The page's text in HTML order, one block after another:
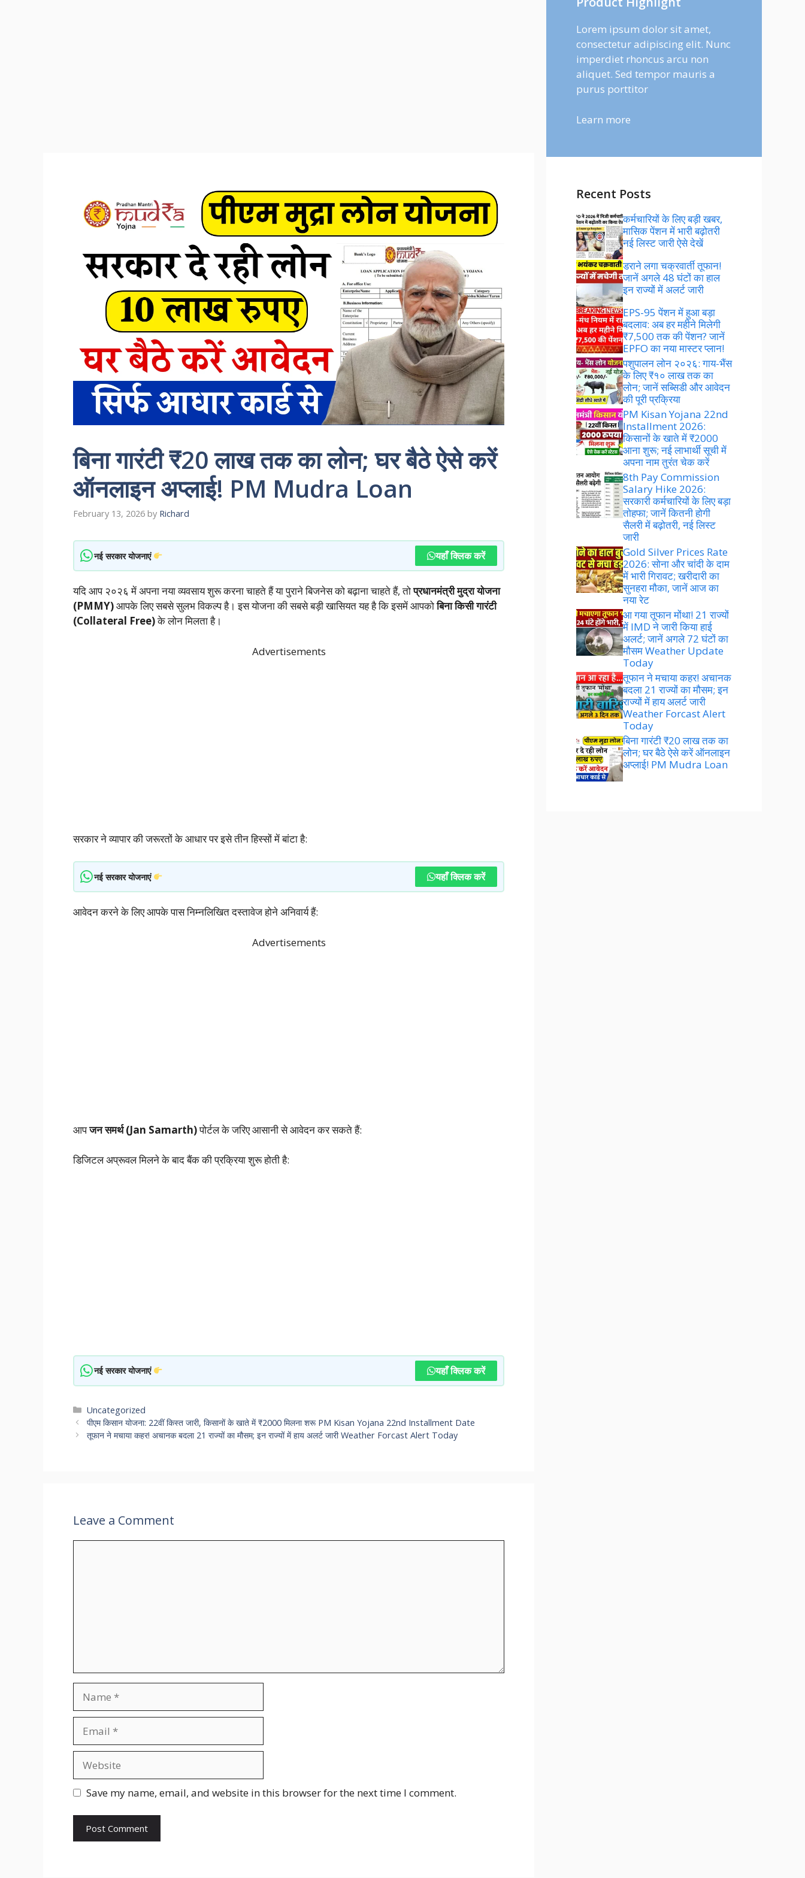
बिना गारंटी ₹20 लाख तक का लोन; घर बैठे ऐसे करें
ऑनलाइन अप्लाई! PM Mudra Loan
February 13, 2026 by Richard
नई सरकार योजनाएं यहाँ क्लिक करें
यदि आप २०२६ में अपना नया व्यवसाय शुरू करना चाहते हैं या पुराने बिजनेस को बढ़ाना चाहते हैं, तोप्रधानमंत्री मुद्रा योजना
(PMMY)आपके लिए सबसे सुलभ विकल्प है। इस योजना की सबसे बड़ी खासियत यह है कि इसमें आपकोबिना किसी गारंटी
(Collateral Free)के लोन मिलता है।
Advertisements
सरकार ने व्यापार की जरूरतों के आधार पर इसे तीन हिस्सों में बांटा है:
नई सरकार योजनाएं यहाँ क्लिक करें
आवेदन करने के लिए आपके पास निम्नलिखित दस्तावेज होने अनिवार्य हैं:
Advertisements
आपजन समर्थ (Jan Samarth)पोर्टल के जरिए आसानी से आवेदन कर सकते हैं:
डिजिटल अप्रूवल मिलने के बाद बैंक की प्रक्रिया शुरू होती है:
नई सरकार योजनाएं यहाँ क्लिक करें
Categories
Uncategorized
पीएम किसान योजना: 22वीं किस्त जारी, किसानों के खाते में ₹2000 मिलना शरू PM Kisan Yojana 22nd Installment Date
तूफान ने मचाया कहर! अचानक बदला 21 राज्यों का मौसम; इन राज्यों में हाय अलर्ट जारी Weather Forcast Alert Today
Leave a Comment
Save my name, email, and website in this browser for the next time I comment.
Lorem ipsum dolor sit amet,
consectetur adipiscing elit. Nunc
imperdiet rhoncus arcu non
aliquet. Sed tempor mauris a
purus porttitor
Learn more
Recent Posts
कर्मचारियों के लिए बड़ी खबर,
मासिक पेंशन में भारी बढ़ोतरी
नई लिस्ट जारी ऐसे देखें
डराने लगा चक्रवार्ती तूफान!
जानें अगले 48 घंटों का हाल
इन राज्यों में अलर्ट जारी
EPS-95 पेंशन में हुआ बड़ा
बदलाव: अब हर महीने मिलेगी
₹7,500 तक की पेंशन? जानें
EPFO का नया मास्टर प्लान!
पशुपालन लोन २०२६: गाय-भैंस
के लिए ₹१० लाख तक का
लोन; जानें सब्सिडी और आवेदन
की पूरी प्रक्रिया
PM Kisan Yojana 22nd
Installment 2026:
किसानों के खाते में ₹2000
आना शुरू; नई लाभार्थी सूची में
अपना नाम तुरंत चेक करें
8th Pay Commission
Salary Hike 2026:
सरकारी कर्मचारियों के लिए बड़ा
तोहफा; जानें कितनी होगी
सैलरी में बढ़ोतरी, नई लिस्ट
जारी
Gold Silver Prices Rate
2026: सोना और चांदी के दाम
में भारी गिरावट; खरीदारी का
सुनहरा मौका, जानें आज का
नया रेट
आ गया तूफान मोंथा! 21 राज्यों
में IMD ने जारी किया हाई
अलर्ट; जानें अगले 72 घंटों का
मौसम Weather Update
Today
तूफान ने मचाया कहर! अचानक
बदला 21 राज्यों का मौसम; इन
राज्यों में हाय अलर्ट जारी
Weather Forcast Alert
Today
बिना गारंटी ₹20 लाख तक का
लोन; घर बैठे ऐसे करें ऑनलाइन
अप्लाई! PM Mudra Loan